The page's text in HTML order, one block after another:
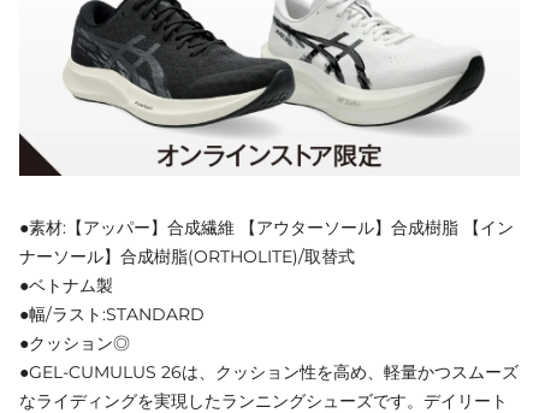
●素材:【アッパー】合成繊維 【アウターソール】合成樹脂 【イン
ナーソール】合成樹脂(ORTHOLITE)/取替式
●ベトナム製
●幅/ラスト:STANDARD
●クッション◎
●GEL-CUMULUS 26は、クッション性を高め、軽量かつスムーズ
なライディングを実現したランニングシューズです。デイリート